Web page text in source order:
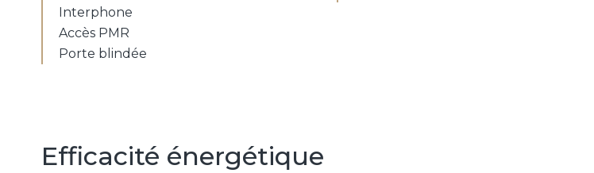
Interphone
Accès PMR
Porte blindée
Efficacité énergétique